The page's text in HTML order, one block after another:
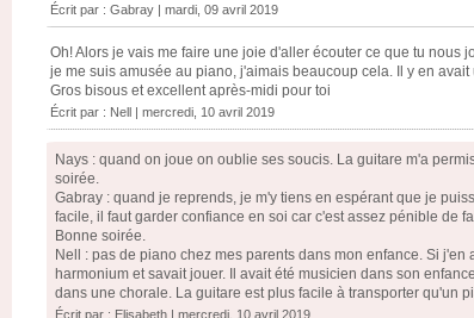
Écrit par : Gabray | mardi, 09 avril 2019
Oh! Alors je vais me faire une joie d'aller écouter ce que tu nous
je me suis amusée au piano, j'aimais beaucoup cela. Il y en
Gros bisous et excellent après-midi pour toi
Écrit par : Nell | mercredi, 10 avril 2019
Nays : quand on joue on oublie ses soucis. La guitare m'a
soirée.
Gabray : quand je reprends, je m'y tiens en espérant que je
facile, il faut garder confiance en soi car c'est assez pénible de
Bonne soirée.
Nell : pas de piano chez mes parents dans mon enfance. Si
harmonium et savait jouer. Il avait été musicien dans son
dans une chorale. La guitare est plus facile à transporter qu'un
Écrit par : Elisabeth | mercredi, 10 avril 2019